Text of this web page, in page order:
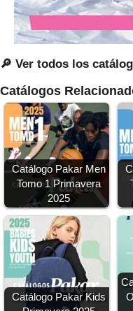
🔎 Ver todos los
Catálogos
Catálogo Pakar Men
Tomo 1 Primavera
2025
Catálogo Pakar Kids